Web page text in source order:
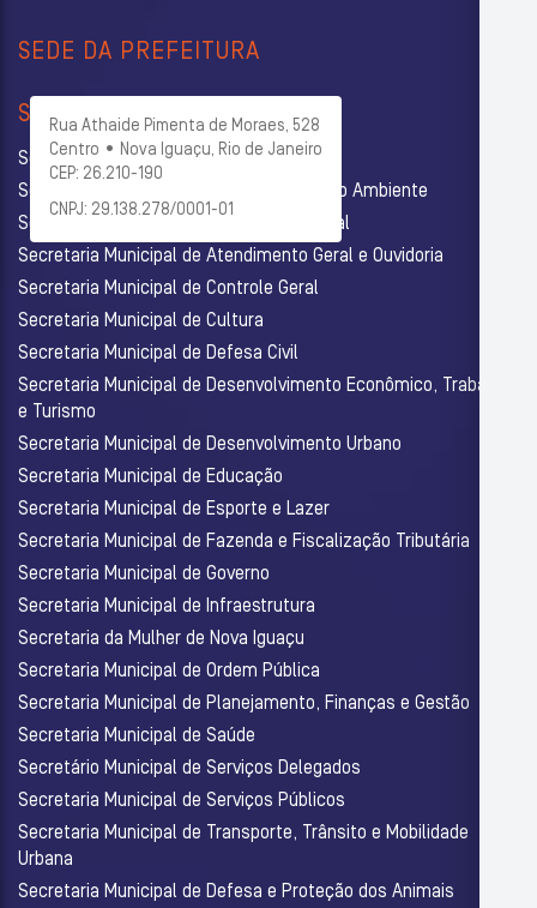
SEDE DA PREFEITURA
Rua Athaide Pimenta de Moraes, 528
Centro • Nova Iguaçu, Rio de Janeiro
CEP: 26.210-190
CNPJ: 29.138.278/0001-01
SECRETARIAS
Secretaria Municipal de Administração
Secretaria Municipal de Agricultura e Meio Ambiente
Secretaria Municipal de Assistência Social
Secretaria Municipal de Atendimento Geral e Ouvidoria
Secretaria Municipal de Controle Geral
Secretaria Municipal de Cultura
Secretaria Municipal de Defesa Civil
Secretaria Municipal de Desenvolvimento Econômico, Trabalho
e Turismo
Secretaria Municipal de Desenvolvimento Urbano
Secretaria Municipal de Educação
Secretaria Municipal de Esporte e Lazer
Secretaria Municipal de Fazenda e Fiscalização Tributária
Secretaria Municipal de Governo
Secretaria Municipal de Infraestrutura
Secretaria da Mulher de Nova Iguaçu
Secretaria Municipal de Ordem Pública
Secretaria Municipal de Planejamento, Finanças e Gestão
Secretaria Municipal de Saúde
Secretário Municipal de Serviços Delegados
Secretaria Municipal de Serviços Públicos
Secretaria Municipal de Transporte, Trânsito e Mobilidade
Urbana
Secretaria Municipal de Defesa e Proteção dos Animais